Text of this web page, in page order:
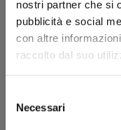
nostri partner che si
pubblicità e social
con altre
raccolto dal suo
delNecessari
Finissaggio
Colore
Bocchino
Filtro